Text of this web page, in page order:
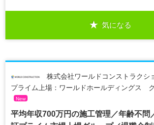
気になる
株式会社ワールドコンストラクシ
プライム上場：ワールドホールディングス グ
New
平均年収700万円の施工管理／年齢不